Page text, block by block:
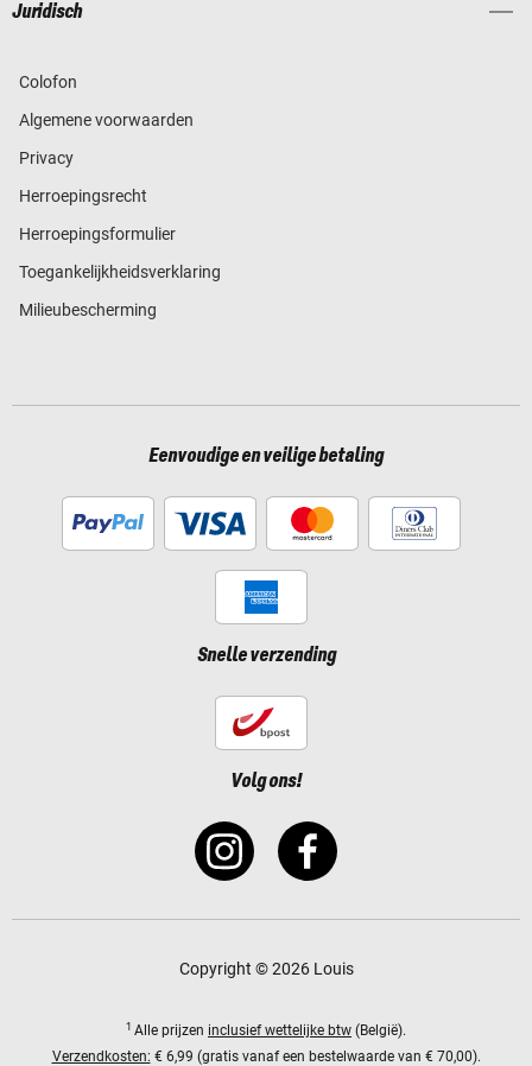
Juridisch
Colofon
Algemene voorwaarden
Privacy
Herroepingsrecht
Herroepingsformulier
Toegankelijkheidsverklaring
Milieubescherming
Eenvoudige en veilige betaling
Snelle verzending
Volg ons!
Copyright © 2026 Louis
1 Alle prijzen inclusief wettelijke btw (België).
Verzendkosten: € 6,99 (gratis vanaf een bestelwaarde van € 70,00).